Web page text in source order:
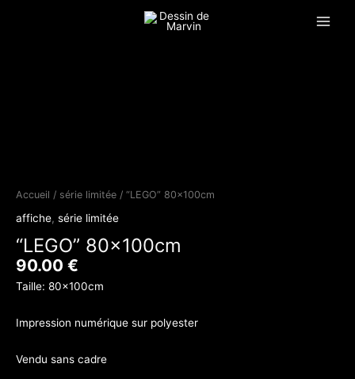
Main
Accueil / série limitée / “LEGO” 80x100cm
affiche, série limitée
“LEGO” 80x100cm
90.00 €
Taille: 80x100cm
Impression numérique sur polyester
Vendu sans cadre